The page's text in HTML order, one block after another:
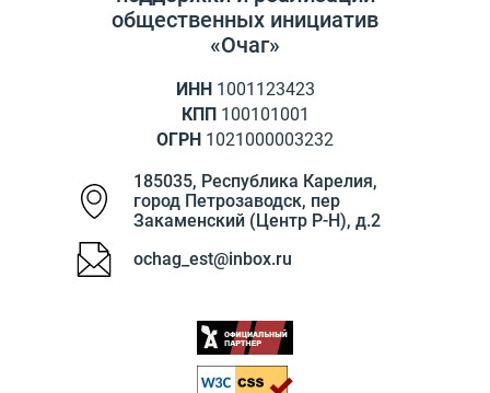
общественных инициатив
«Очаг»
ИНН 1001123423
КПП100101001
ОГРН 1021000003232
185035, Республика Карелия,
город Петрозаводск, пер
Закаменский (Центр Р-Н), д.2
ochag_est@inbox.ru